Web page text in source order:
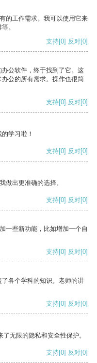
的工作需求。我可以使用它来
。
支持[0] 反对[0]
公软件，终于找到了它。这
公的所有需求。操作也很简
支持[0] 反对[0]
学习啦！
支持[0] 反对[0]
做出更准确的选择。
支持[0] 反对[0]
一些新功能，比如增加一个自
支持[0] 反对[0]
各个学科的知识。老师的讲
支持[0] 反对[0]
无限的隐私和安全性保护。
支持[0] 反对[0]